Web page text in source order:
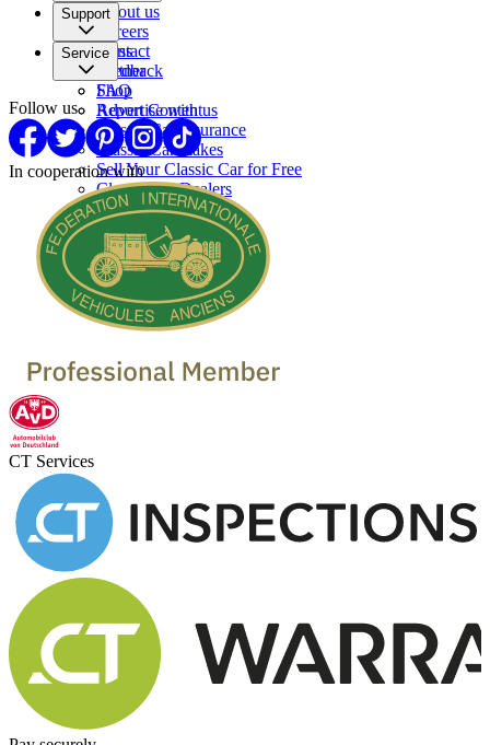
About us
Careers
Press
Partner
Support
Contact
Feedback
FAQ
Report Content
Service
Shop
Advertise with us
Classic Car Insurance
Classic Car makes
Sell Your Classic Car for Free
Classic Car Dealers
Follow us
In cooperation with
CT Services